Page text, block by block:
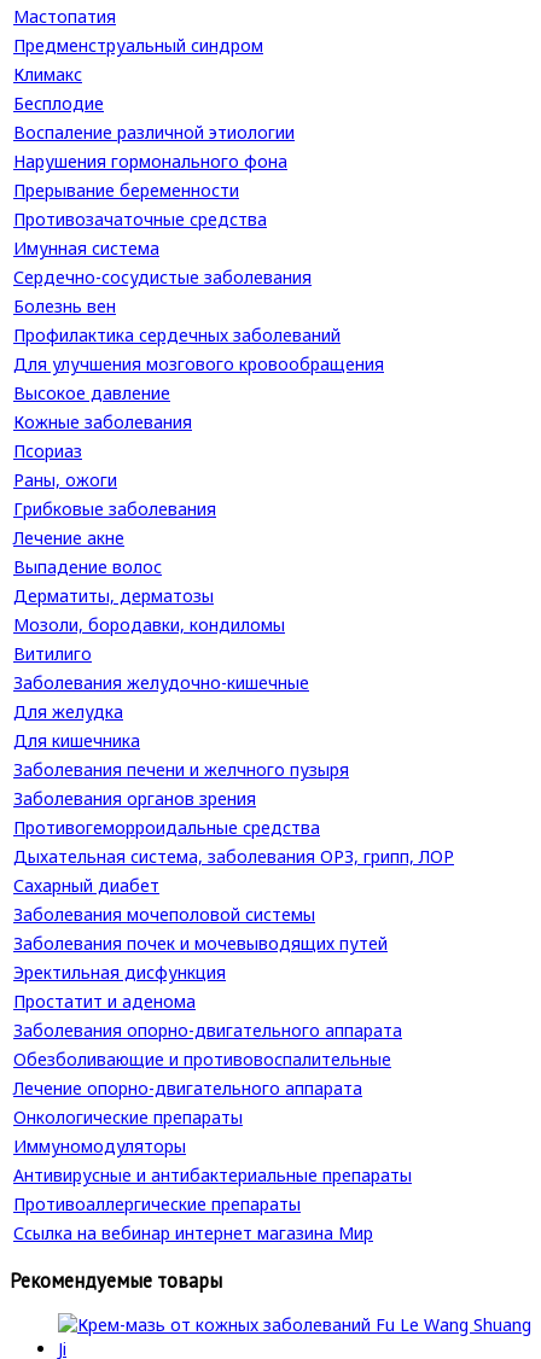
Мастопатия
Предменструальный синдром
Климакс
Бесплодие
Воспаление различной этиологии
Нарушения гормонального фона
Прерывание беременности
Противозачаточные средства
Имунная система
Сердечно-сосудистые заболевания
Болезнь вен
Профилактика сердечных заболеваний
Для улучшения мозгового кровообращения
Высокое давление
Кожные заболевания
Псориаз
Раны, ожоги
Грибковые заболевания
Лечение акне
Выпадение волос
Дерматиты, дерматозы
Мозоли, бородавки, кондиломы
Витилиго
Заболевания желудочно-кишечные
Для желудка
Для кишечника
Заболевания печени и желчного пузыря
Заболевания органов зрения
Противогеморроидальные средства
Дыхательная система, заболевания ОРЗ, грипп, ЛОР
Сахарный диабет
Заболевания мочеполовой системы
Заболевания почек и мочевыводящих путей
Эректильная дисфункция
Простатит и аденома
Заболевания опорно-двигательного аппарата
Обезболивающие и противовоспалительные
Лечение опорно-двигательного аппарата
Онкологические препараты
Иммуномодуляторы
Антивирусные и антибактериальные препараты
Противоаллергические препараты
Ссылка на вебинар интернет магазина Мир
Рекомендуемые товары